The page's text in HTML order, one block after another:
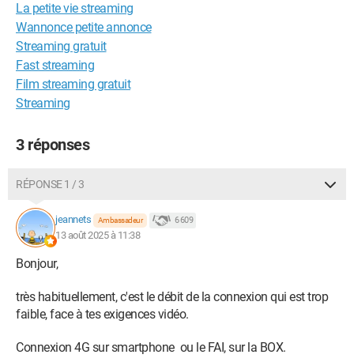
La petite vie streaming
Wannonce petite annonce
Streaming gratuit
Fast streaming
Film streaming gratuit
Streaming
3 réponses
RÉPONSE 1 / 3
jeannets Ambassadeur 6 609
13 août 2025 à 11:38
Bonjour,
très habituellement, c'est le débit de la connexion qui est trop
faible, face à tes exigences vidéo.
Connexion 4G sur smartphone ou le FAI, sur la BOX.